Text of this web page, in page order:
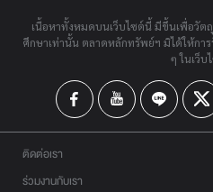
เนื้อหาทั้งหมดบนเว็บไซต์นี้ มีขึ้นเพื่อวัต
ศึกษาเท่านั้น ตลาดหลักทรัพย์ฯ มิได้ให้กา
ๆ ในเว็บ
ติดต่อเรา
ร่วมงานกับเรา